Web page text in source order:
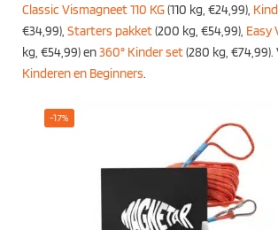
Classic Vismagneet 110 KG(110 kg, €24,99),
€34,99), Starters pakket(200 kg, €54,99), Easy
kg, €54,99) en360° Kinder set(280 kg,
Kinderen en Beginners.
-17%